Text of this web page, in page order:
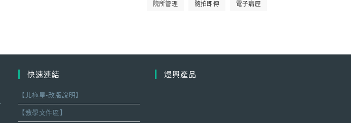
院所管理 隨拍即傳 電子病歷
快速連結
【北極星-改版說明】
【教學文件區】
煜興產品